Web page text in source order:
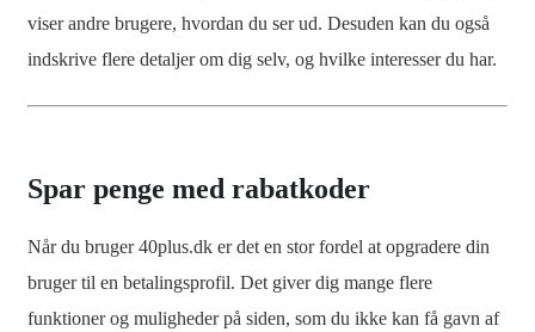
viser andre brugere, hvordan du ser ud. Desuden kan du også
indskrive flere detaljer om dig selv, og hvilke interesser du har.
Spar penge med rabatkoder
Når du bruger 40plus.dk er det en stor fordel at opgradere din
bruger til en betalingsprofil. Det giver dig mange flere
funktioner og muligheder på siden, som du ikke kan få gavn af